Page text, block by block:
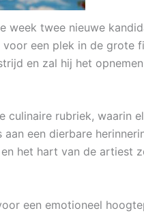
week twee nieuwe
een plek in de grote
en zal hij het
culinaire rubriek, waarin
een dierbare
het hart van de artiest
een emotioneel